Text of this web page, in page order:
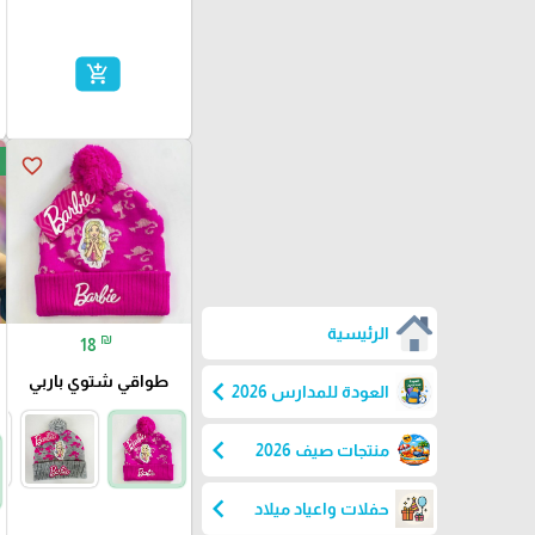
الرئيسية
العودة للمدارس 2026 chevron_left
منتجات صيف 2026 chevron_left
حفلات واعياد ميلاد chevron_left
add_shopping_cart
favorite_border
18 ₪
طواقي شتوي باربي